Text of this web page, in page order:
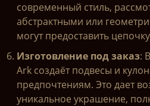
современный стиль,
абстрактными или
могут предоставить
Изготовление под заказ:
Ark создаёт подвесы и
предпочтениям. Это дает
уникальное украшение,